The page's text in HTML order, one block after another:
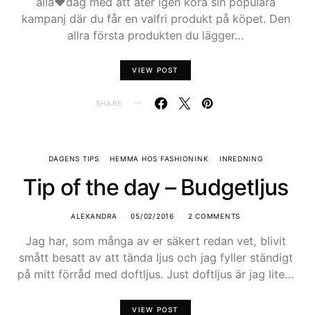
kampanj där du får en valfri produkt på köpet. Den
allra första produkten du lägger…
VIEW POST
SHARE
DAGENS TIPS HEMMA HOS FASHIONINK INREDNING
Tip of the day – Budgetljus
ALEXANDRA 05/02/2016 2 COMMENTS
Jag har, som många av er säkert redan vet, blivit
smått besatt av att tända ljus och jag fyller ständigt
på mitt förråd med doftljus. Just doftljus är jag lite…
VIEW POST